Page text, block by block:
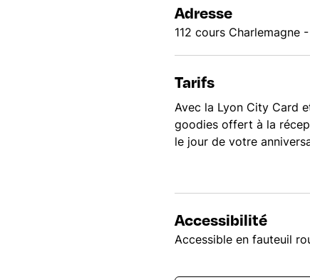
Adresse
112 cours Charlemagne
Tarifs
Avec la Lyon City Card
goodies offert à la
le jour de votre
Accessibilité
Accessible en fauteuil